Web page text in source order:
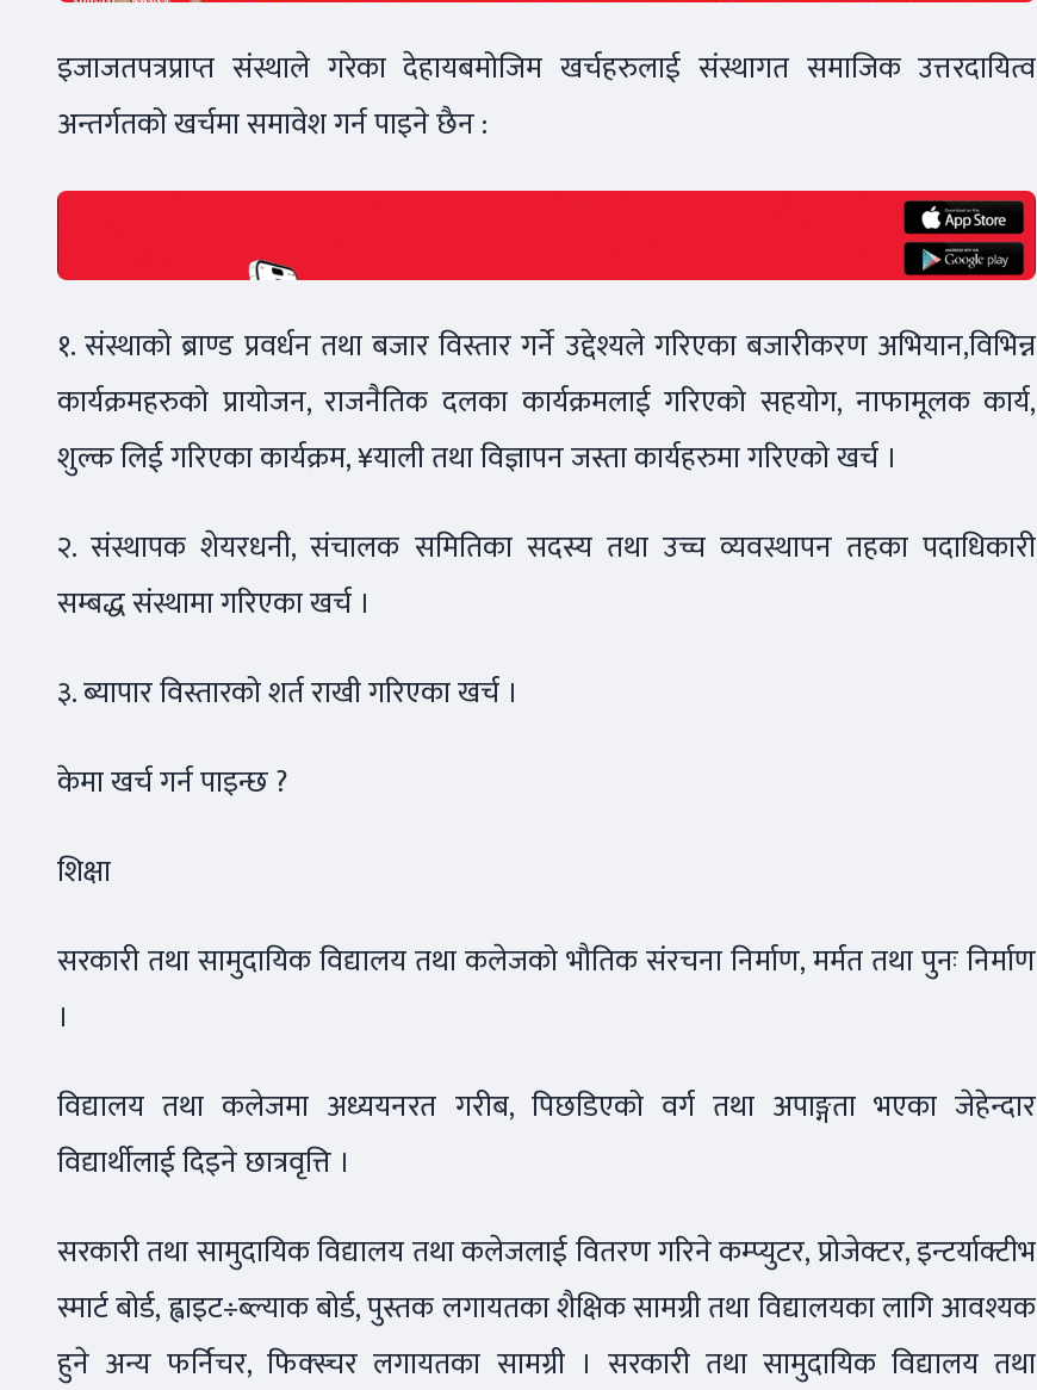
इजाजतपत्रप्राप्त संस्थाले गरेका देहायबमोजिम खर्चहरुलाई संस्थागत समाजिक उत्तरदायित्व
अन्तर्गतको खर्चमा समावेश गर्न पाइने छैन :
१. संस्थाको ब्राण्ड प्रवर्धन तथा बजार विस्तार गर्ने उद्देश्यले गरिएका बजारीकरण अभियान,विभिन्न
कार्यक्रमहरुको प्रायोजन, राजनैतिक दलका कार्यक्रमलाई गरिएको सहयोग, नाफामूलक कार्य,
शुल्क लिई गरिएका कार्यक्रम, ¥याली तथा विज्ञापन जस्ता कार्यहरुमा गरिएको खर्च ।
२. संस्थापक शेयरधनी, संचालक समितिका सदस्य तथा उच्च व्यवस्थापन तहका पदाधिकारी
सम्बद्ध संस्थामा गरिएका खर्च ।
३. ब्यापार विस्तारको शर्त राखी गरिएका खर्च ।
केमा खर्च गर्न पाइन्छ ?
शिक्षा
सरकारी तथा सामुदायिक विद्यालय तथा कलेजको भौतिक संरचना निर्माण, मर्मत तथा पुनः निर्माण
।
विद्यालय तथा कलेजमा अध्ययनरत गरीब, पिछडिएको वर्ग तथा अपाङ्गता भएका जेहेन्दार
विद्यार्थीलाई दिइने छात्रवृत्ति ।
सरकारी तथा सामुदायिक विद्यालय तथा कलेजलाई वितरण गरिने कम्प्युटर, प्रोजेक्टर, इन्टर्याक्टीभ
स्मार्ट बोर्ड, ह्वाइट÷ब्ल्याक बोर्ड, पुस्तक लगायतका शैक्षिक सामग्री तथा विद्यालयका लागि आवश्यक
हुने अन्य फर्निचर, फिक्स्चर लगायतका सामग्री । सरकारी तथा सामुदायिक विद्यालय तथा